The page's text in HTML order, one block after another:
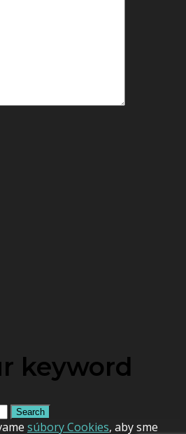
keyword
Search
súbory Cookies, aby sme